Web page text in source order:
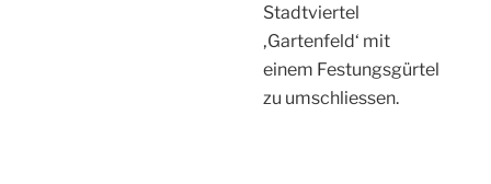
Stadtviertel
‚Gartenfeld‘ mit
einem Festungsgürtel
zu umschliessen.